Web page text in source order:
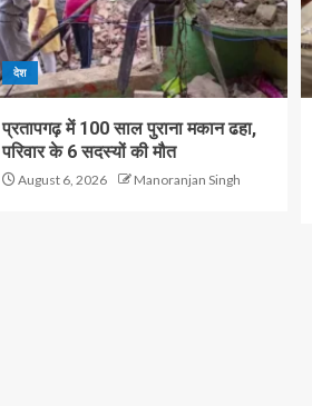
देश
प्रतापगढ़ में 100 साल पुराना मकान ढहा,
परिवार के 6 सदस्यों की मौत
August 6, 2026 Manoranjan Singh